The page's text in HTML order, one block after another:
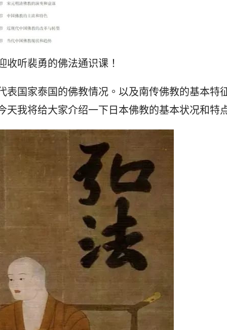
听裴勇的佛法通识课！
表国家泰国的佛教情况。以及南传佛教的基本特
天我将给大家介绍一下日本佛教的基本状况和特